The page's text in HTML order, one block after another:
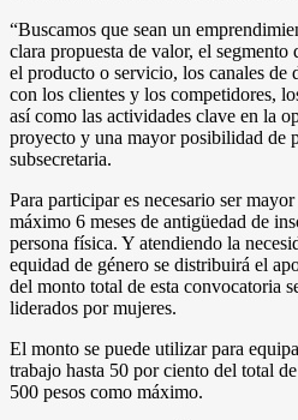
“Buscamos que sean un
clara propuesta de valor, el
el producto o servicio, los canales
con los clientes y los competidores,
así como las actividades clave en la
proyecto y una mayor posibilidad de
subsecretaria.
Para participar es necesario ser
máximo 6 meses de antigüedad de
persona física. Y atendiendo la
equidad de género se distribuirá el
del monto total de esta convocatoria
liderados por mujeres.
El monto se puede utilizar para
trabajo hasta 50 por ciento del total
500 pesos como máximo.